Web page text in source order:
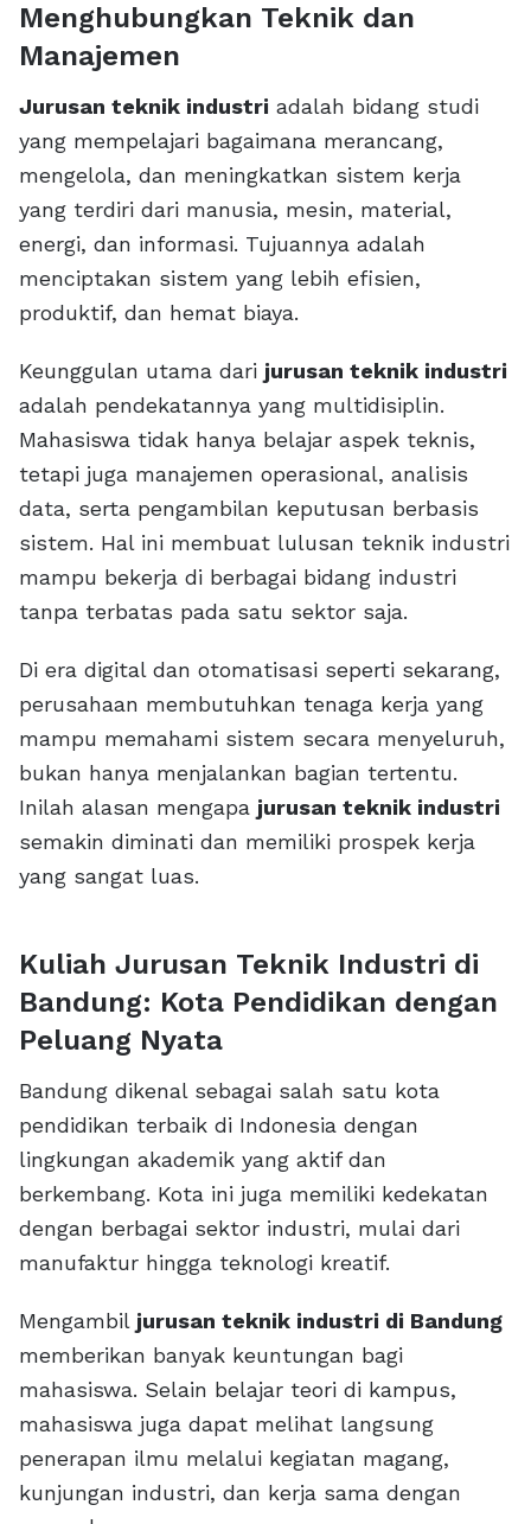
Menghubungkan Teknik dan
Manajemen
Jurusan teknik industri adalah bidang studi
yang mempelajari bagaimana merancang,
mengelola, dan meningkatkan sistem kerja
yang terdiri dari manusia, mesin, material,
energi, dan informasi. Tujuannya adalah
menciptakan sistem yang lebih efisien,
produktif, dan hemat biaya.
Keunggulan utama dari jurusan teknik industri
adalah pendekatannya yang multidisiplin.
Mahasiswa tidak hanya belajar aspek teknis,
tetapi juga manajemen operasional, analisis
data, serta pengambilan keputusan berbasis
sistem. Hal ini membuat lulusan teknik industri
mampu bekerja di berbagai bidang industri
tanpa terbatas pada satu sektor saja.
Di era digital dan otomatisasi seperti sekarang,
perusahaan membutuhkan tenaga kerja yang
mampu memahami sistem secara menyeluruh,
bukan hanya menjalankan bagian tertentu.
Inilah alasan mengapa jurusan teknik industri
semakin diminati dan memiliki prospek kerja
yang sangat luas.
Kuliah Jurusan Teknik Industri di
Bandung: Kota Pendidikan dengan
Peluang Nyata
Bandung dikenal sebagai salah satu kota
pendidikan terbaik di Indonesia dengan
lingkungan akademik yang aktif dan
berkembang. Kota ini juga memiliki kedekatan
dengan berbagai sektor industri, mulai dari
manufaktur hingga teknologi kreatif.
Mengambil jurusan teknik industri di Bandung
memberikan banyak keuntungan bagi
mahasiswa. Selain belajar teori di kampus,
mahasiswa juga dapat melihat langsung
penerapan ilmu melalui kegiatan magang,
kunjungan industri, dan kerja sama dengan